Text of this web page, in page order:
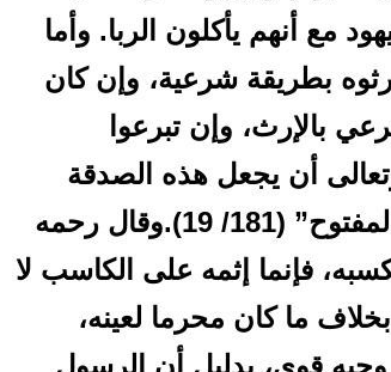
مع أنهم يأكلون الربا. وأما
بطريقة شرعية، وإن كان
بالإرث، وإن تبرعوا
أن يجعل هذه الصدقة
(181/ 19).
وقال رحمه
فإنما إثمه على الكاسب لا
ما كان محرما لعينه،
قوي، بدليل أن الرسول